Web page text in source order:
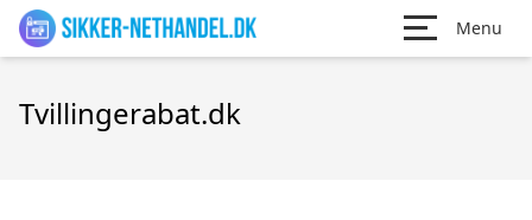
Menu
Tvillingerabat.dk